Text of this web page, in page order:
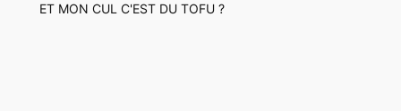
ET MON CUL C'EST DU TOFU ?